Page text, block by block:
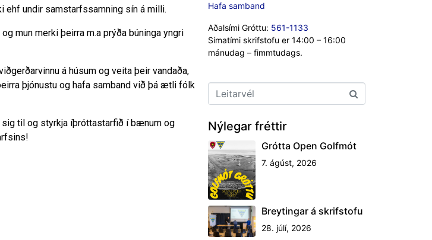
ehf undir samstarfssamning sín á milli.
mun merki þeirra m.a prýða búninga yngri
á húsum og veita þeir vandaða,
þjónustu og hafa samband við þá ætli fólk
til og styrkja íþróttastarfið í bænum og
Hafa samband
Aðalsími Gróttu: 561-1133
Símatími skrifstofu er 14:00 – 16:00
mánudag – fimmtudags.
Nýlegar fréttir
Grótta Open Golfmót
7. ágúst, 2026
Breytingar á skrifstofu
28. júlí, 2026